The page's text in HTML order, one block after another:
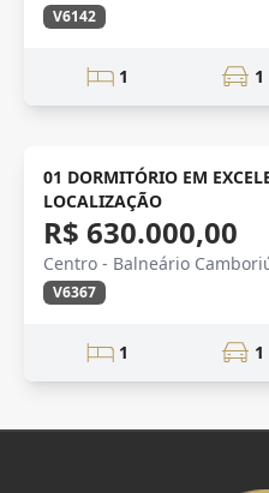
V6142
1 1
01 DORMITÓRIO EM
LOCALIZAÇÃO
R$ 630.000,00
Centro - Balneário
V6367
1 1